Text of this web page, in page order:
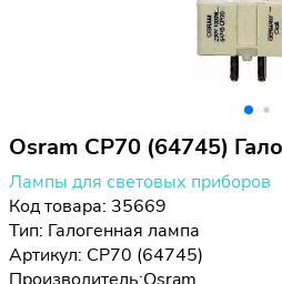
Osram CP70 (64745)
Лампы для световых приборов
Код товара: 35669
Тип: Галогенная лампа
Артикул: CP70 (64745)